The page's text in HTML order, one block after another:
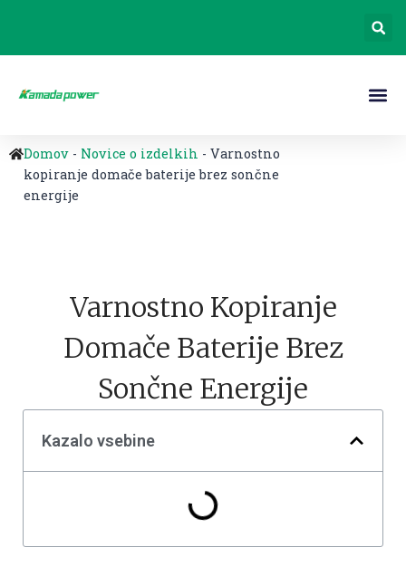
Domov - Novice o izdelkih - Varnostno
kopiranje domače baterije brez sončne
energije
Varnostno Kopiranje
Domače Baterije Brez
Sončne Energije
Kazalo vsebine